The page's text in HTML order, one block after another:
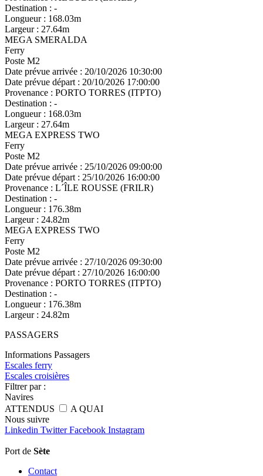
Destination : -
Longueur : 168.03m
Largeur : 27.64m
MEGA SMERALDA
Ferry
Poste M2
Date prévue arrivée : 20/10/2026 10:30:00
Date prévue départ : 20/10/2026 17:00:00
Provenance : PORTO TORRES (ITPTO)
Destination : -
Longueur : 168.03m
Largeur : 27.64m
MEGA EXPRESS TWO
Ferry
Poste M2
Date prévue arrivée : 25/10/2026 09:00:00
Date prévue départ : 25/10/2026 16:00:00
Provenance : L´ÎLE ROUSSE (FRILR)
Destination : -
Longueur : 176.38m
Largeur : 24.82m
MEGA EXPRESS TWO
Ferry
Poste M2
Date prévue arrivée : 27/10/2026 09:30:00
Date prévue départ : 27/10/2026 16:00:00
Provenance : PORTO TORRES (ITPTO)
Destination : -
Longueur : 176.38m
Largeur : 24.82m
PASSAGERS
Informations Passagers
Escales ferry
Escales croisières
Filtrer par :
Navires
ATTENDUS
A QUAI
Nous suivre
Linkedin Twitter Facebook Instagram
Port de Sète
Contact